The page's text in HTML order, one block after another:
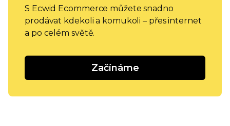
S Ecwid Ecommerce můžete snadno
prodávat kdekoli a komukoli – přes internet
a po celém světě.
Začínáme